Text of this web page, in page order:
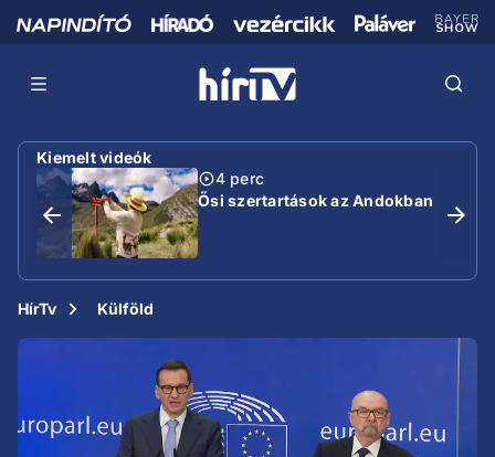
Kiemelt videók
4 perc
Ősi szertartások az Andokban
HírTv Külföld